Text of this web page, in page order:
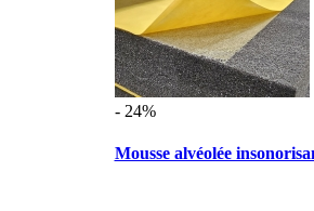
- 24%
Mousse alvéolée